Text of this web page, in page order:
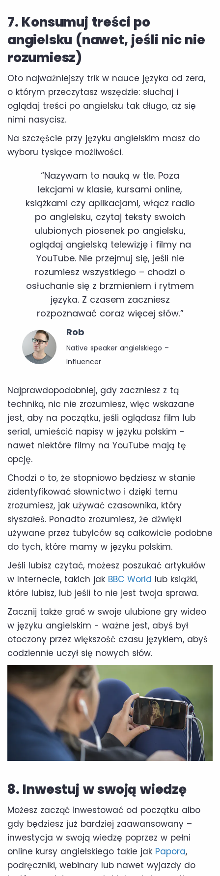
7. Konsumuj treści po
angielsku (nawet, jeśli nic nie
rozumiesz)
Oto najważniejszy trik w nauce języka od zera,
o którym przeczytasz wszędzie: słuchaj i
oglądaj treści po angielsku tak długo, aż się
nimi nasycisz.
Na szczęście przy języku angielskim masz do
wyboru tysiące możliwości.
“Nazywam to nauką w tle. Poza
lekcjami w klasie, kursami online,
książkami czy aplikacjami, włącz radio
po angielsku, czytaj teksty swoich
ulubionych piosenek po angielsku,
oglądaj angielską telewizję i filmy na
YouTube. Nie przejmuj się, jeśli nie
rozumiesz wszystkiego – chodzi o
osłuchanie się z brzmieniem i rytmem
języka. Z czasem zaczniesz
rozpoznawać coraz więcej słów.”
Rob
Native speaker angielskiego –
Influencer
Najprawdopodobniej, gdy zaczniesz z tą
techniką, nic nie zrozumiesz, więc wskazane
jest, aby na początku, jeśli oglądasz film lub
serial, umieścić napisy w języku polskim -
nawet niektóre filmy na YouTube mają tę
opcję.
Chodzi o to, że stopniowo będziesz w stanie
zidentyfikować słownictwo i dzięki temu
zrozumiesz, jak używać czasownika, który
słyszałeś. Ponadto zrozumiesz, że dźwięki
używane przez tubylców są całkowicie podobne
do tych, które mamy w języku polskim.
Jeśli lubisz czytać, możesz poszukać artykułów
w Internecie, takich jak BBC World lub książki,
które lubisz, lub jeśli to nie jest twoja sprawa.
Zacznij także grać w swoje ulubione gry wideo
w języku angielskim - ważne jest, abyś był
otoczony przez większość czasu językiem, abyś
codziennie uczył się nowych słów.
8. Inwestuj w swoją wiedzę
Możesz zacząć inwestować od początku albo
gdy będziesz już bardziej zaawansowany –
inwestycja w swoją wiedzę poprzez w pełni
online kursy angielskiego takie jak Papora,
podręczniki, webinary lub nawet wyjazdy do